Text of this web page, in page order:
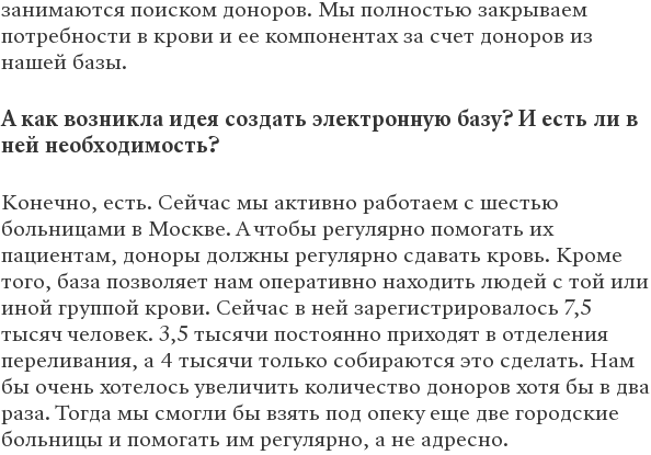
занимаются поиском доноров. Мы полностью закрываем
потребности в крови и ее компонентах за счет доноров из
нашей базы.
А как возникла идея создать электронную базу? И есть ли в
ней необходимость?
Конечно, есть. Сейчас мы активно работаем с шестью
больницами в Москве. А чтобы регулярно помогать их
пациентам, доноры должны регулярно сдавать кровь. Кроме
того, база позволяет нам оперативно находить людей с той или
иной группой крови. Сейчас в ней зарегистрировалось 7,5
тысяч человек. 3,5 тысячи постоянно приходят в отделения
переливания, а 4 тысячи только собираются это сделать. Нам
бы очень хотелось увеличить количество доноров хотя бы в два
раза. Тогда мы смогли бы взять под опеку еще две городские
больницы и помогать им регулярно, а не адресно.